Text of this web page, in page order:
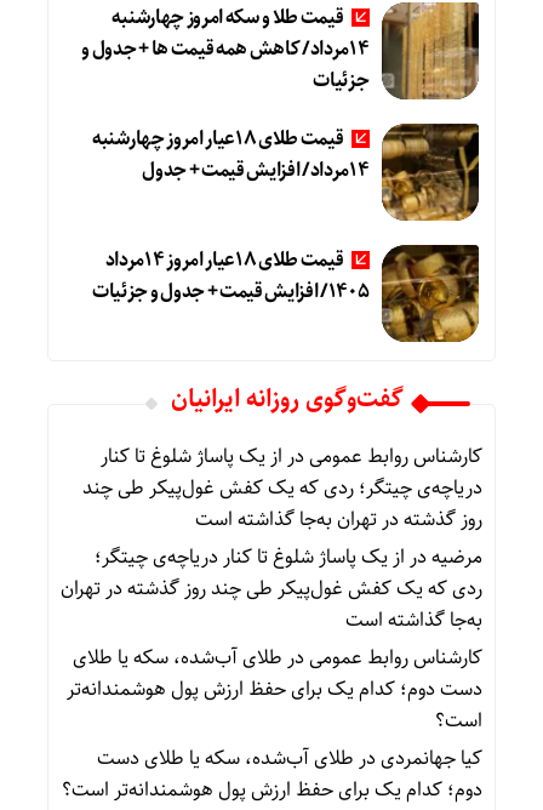
قیمت طلا و سکه امروز چهارشنبه
۱۴مرداد/ کاهش همه قیمت ها + جدول و
جزئیات
قیمت طلای ۱۸عیار امروز چهارشنبه
۱۴مرداد/ افزایش قیمت + جدول
قیمت طلای ۱۸عیار امروز ۱۴مرداد
۱۴۰۵/ افزایش قیمت + جدول و جزئیات
گفت‌وگوی روزانه ایرانیان
کارشناس روابط عمومیدر از یک پاساژ شلوغ تا کنار
دریاچه‌ی چیتگر؛ ردی که یک کفش غول‌پیکر طی چند
روز گذشته در تهران به‌جا گذاشته است
مرضیهدر از یک پاساژ شلوغ تا کنار دریاچه‌ی چیتگر؛
ردی که یک کفش غول‌پیکر طی چند روز گذشته در تهران
به‌جا گذاشته است
کارشناس روابط عمومیدر طلای آب‌شده، سکه یا طلای
دست دوم؛ کدام یک برای حفظ ارزش پول هوشمندانه‌تر
است؟
کیا جهانمردیدر طلای آب‌شده، سکه یا طلای دست
دوم؛ کدام یک برای حفظ ارزش پول هوشمندانه‌تر است؟